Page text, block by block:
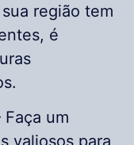
região tem
é
um
valiosos para